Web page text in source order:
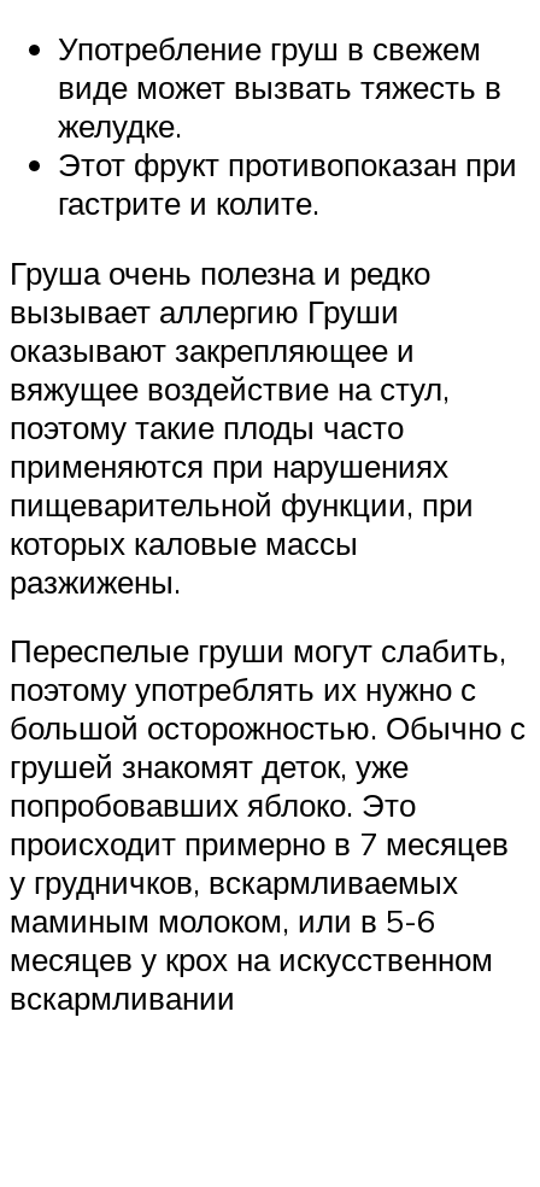
Употребление груш в свежем
виде может вызвать тяжесть в
желудке.
Этот фрукт противопоказан при
гастрите и колите.
Груша очень полезна и редко
вызывает аллергию Груши
оказывают закрепляющее и
вяжущее воздействие на стул,
поэтому такие плоды часто
применяются при нарушениях
пищеварительной функции, при
которых каловые массы
разжижены.
Переспелые груши могут слабить,
поэтому употреблять их нужно с
большой осторожностью. Обычно с
грушей знакомят деток, уже
попробовавших яблоко. Это
происходит примерно в 7 месяцев
у грудничков, вскармливаемых
маминым молоком, или в 5-6
месяцев у крох на искусственном
вскармливании